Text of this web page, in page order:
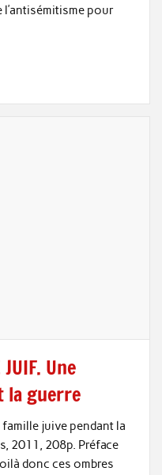
l’antisémitisme pour
Une
la guerre
famille juive pendant la
2011, 208p. Préface
donc ces ombres